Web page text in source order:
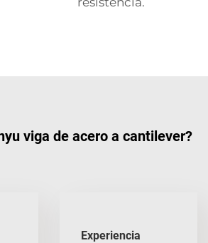
viga de acero a cantilever?
Experiencia